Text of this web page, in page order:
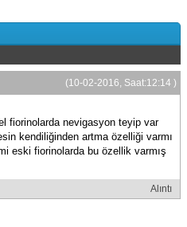
(10-02-2016, Saat:12:14 )
fiorinolarda nevigasyon teyip var
kendiliğinden artma özelliği varmı
eski fiorinolarda bu özellik varmış
Alıntı